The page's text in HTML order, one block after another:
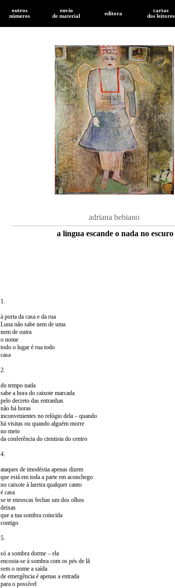
outros
números
envio
de material editora
cartas
dos leitores
adriana bebiano
a língua escande o nada no escuro
1.
à porta da casa e da rua
Luna não sabe nem de uma
nem de outra
o nome
todo o lugar é rua todo
casa
2.
do tempo nada
sabe a hora do caixote marcada
pelo decreto das entranhas
não há horas
inconvenientes no relógio dela – quando
há visitas ou quando alguém morre
no meio
da conferência do cientista do centro
4.
ataques de imodéstia apenas dizem
que está em toda a parte em aconchego
no caixote à lareira qualquer canto
é casa
se te enroscas fechas um dos olhos
deixas
que a tua sombra coincida
contigo
5.
só a sombra dorme – ela
encosta-se à sombra com os pés de lã
sem o nome a saída
de emergência é apenas a entrada
para o possível